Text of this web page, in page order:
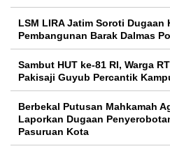
LSM LIRA Jatim Soroti
Pembangunan Barak Dalmas
Sambut HUT ke-81 RI, Warga
Pakisaji Guyub Percantik
Berbekal Putusan Mahkamah
Laporkan Dugaan
Pasuruan Kota